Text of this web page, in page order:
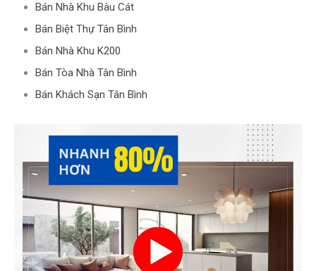
Bán Nhà Khu Bàu Cát
Bán Biệt Thự Tân Bình
Bán Nhà Khu K200
Bán Tòa Nhà Tân Bình
Bán Khách Sạn Tân Bình